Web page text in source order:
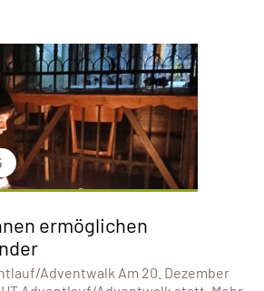
ermöglichen
Adventwalk Am 20. Dezember